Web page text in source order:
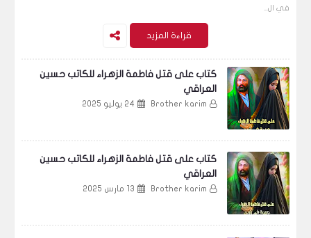
في ال...
قراءة المزيد
كتاب على قتل فاطمة الزهراء للكاتب حسين
العراقي
Brother karim 24 يوليو 2025
كتاب على قتل فاطمة الزهراء للكاتب حسين
العراقي
Brother karim 13 مارس 2025